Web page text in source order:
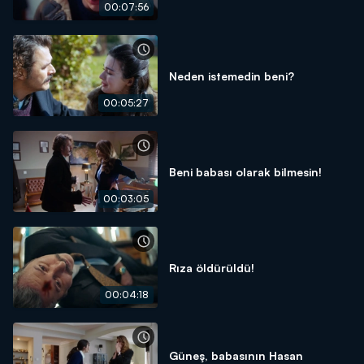
00:07:56
00:05:27
Neden istemedin beni?
00:03:05
Beni babası olarak bilmesin!
00:04:18
Rıza öldürüldü!
Güneş, babasının Hasan